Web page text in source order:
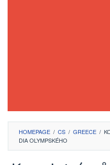
HOMEPAGE / CS / GREECE /
DIA OLYMPSKÉHO